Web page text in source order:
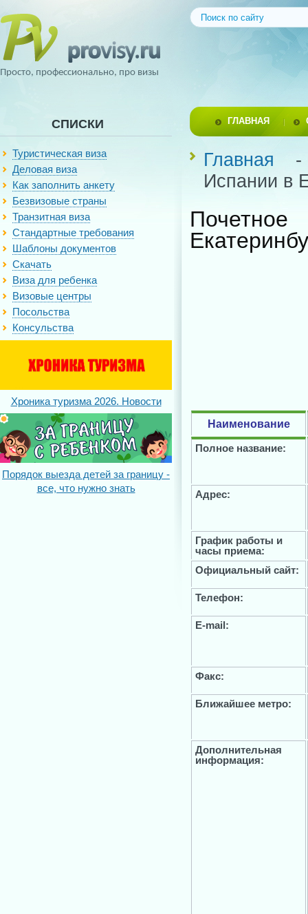
Просто, профессионально, про визы
СПИСКИ
Туристическая виза
Деловая виза
Как заполнить анкету
Безвизовые страны
Транзитная виза
Стандартные требования
Шаблоны документов
Скачать
Виза для ребенка
Визовые центры
Посольства
Консульства
Хроника туризма 2026. Новости
Порядок выезда детей за границу -
все, что нужно знать
ГЛАВНАЯ
Главная
Испании в
Наименование
Полное название:
Адрес:
График работы и
часы приема:
Официальный сайт:
Телефон:
E-mail:
Факс:
Ближайшее метро:
Дополнительная
информация: